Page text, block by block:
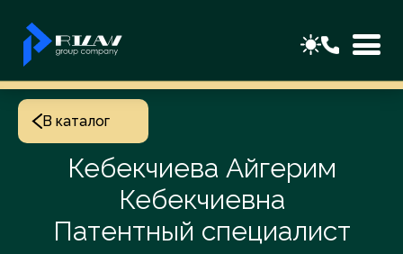
В каталог
Кебекчиева Айгерим
Кебекчиевна
Патентный специалист